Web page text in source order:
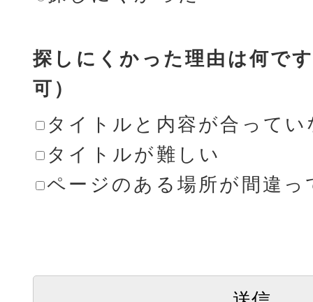
探しにくかった理由は何で
可）
タイトルと内容が合ってい
タイトルが難しい
ページのある場所が間違っ